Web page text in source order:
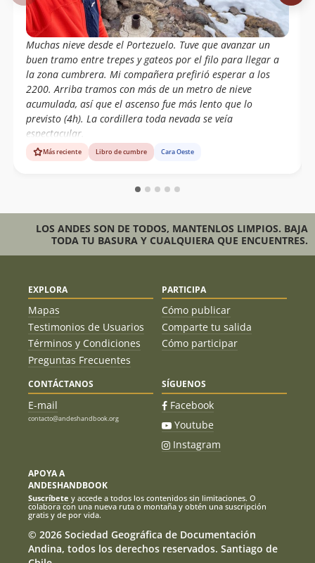
Muchas nieve desde el Portezuelo. Tuve que avanzar un
buen tramo entre trepes y gateos por el filo para llegar a
la zona cumbrera. Mi compañera prefirió esperar a los
2200. Arriba tramos con más de un metro de nieve
acumulada, así que el ascenso fue más lento que lo
previsto (4h). La cordillera toda nevada se veía
espectacular.
Más reciente Libro de cumbre Cara Oeste
LOS ANDES SON DE TODOS, MANTENLOS LIMPIOS. BAJA
TODA TU BASURA Y CUALQUIERA QUE ENCUENTRES.
EXPLORA
Mapas
Testimonios de Usuarios
Términos y Condiciones
Preguntas Frecuentes
PARTICIPA
Cómo publicar
Comparte tu salida
Cómo participar
CONTÁCTANOS
E-mail
contacto@andeshandbook.org
SÍGUENOS
Facebook
Youtube
Instagram
APOYA A
ANDESHANDBOOK
Suscríbete y accede a todos los contenidos sin limitaciones. O
colabora con una nueva ruta o montaña y obtén una suscripción
gratis y de por vida.
© 2026 Sociedad Geográfica de Documentación
Andina, todos los derechos reservados. Santiago de